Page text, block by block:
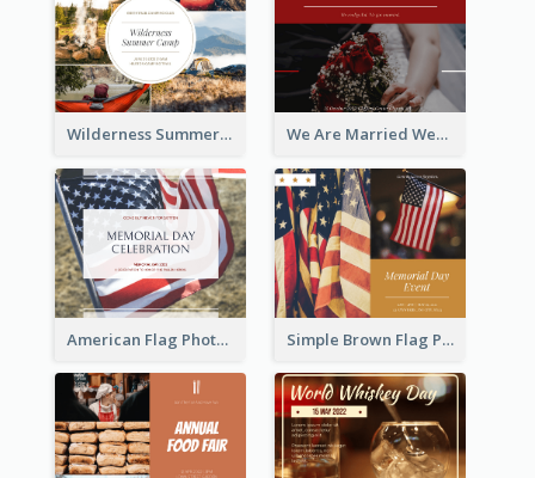
Wilderness Summer Camp Facebook Post We Are Married Wedding Facebook Post
American Flag Photo Memorial Day Celebration Facebook Post Simple Brown Flag Photo Memorial Day Facebook Post